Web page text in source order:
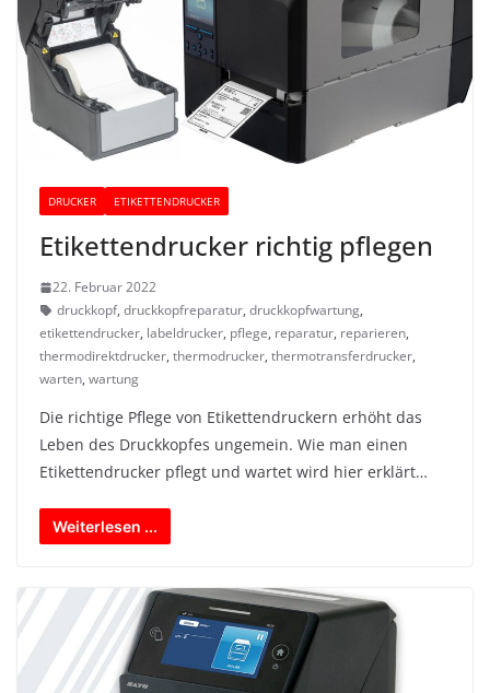
DRUCKER ETIKETTENDRUCKER
Etikettendrucker richtig pflegen
22. Februar 2022
druckkopf, druckkopfreparatur, druckkopfwartung,
etikettendrucker, labeldrucker, pflege, reparatur, reparieren,
thermodirektdrucker, thermodrucker, thermotransferdrucker,
warten, wartung
Die richtige Pflege von Etikettendruckern erhöht das
Leben des Druckkopfes ungemein. Wie man einen
Etikettendrucker pflegt und wartet wird hier erklärt…
Weiterlesen ...